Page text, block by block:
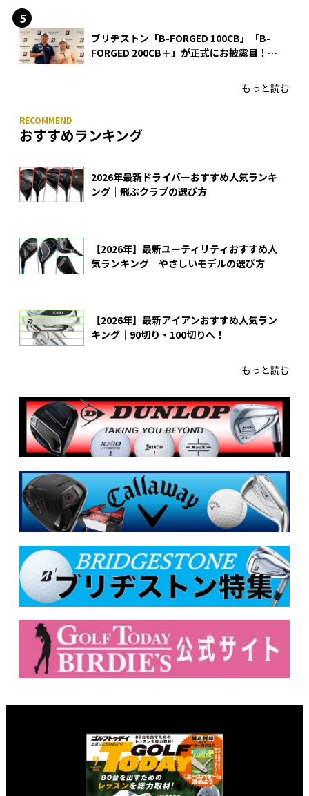
ブリヂストン「B-FORGED 100CB」「B-
FORGED 200CB＋」が正式にお披露目！
もっと読む
おすすめランキング
2026年最新ドライバーおすすめ人気ランキ
ング｜飛ぶクラブの選び方
【2026年】最新ユーティリティおすすめ人
気ランキング｜やさしいモデルの選び方
【2026年】最新アイアンおすすめ人気ラン
キング｜90切り・100切りへ！
もっと読む